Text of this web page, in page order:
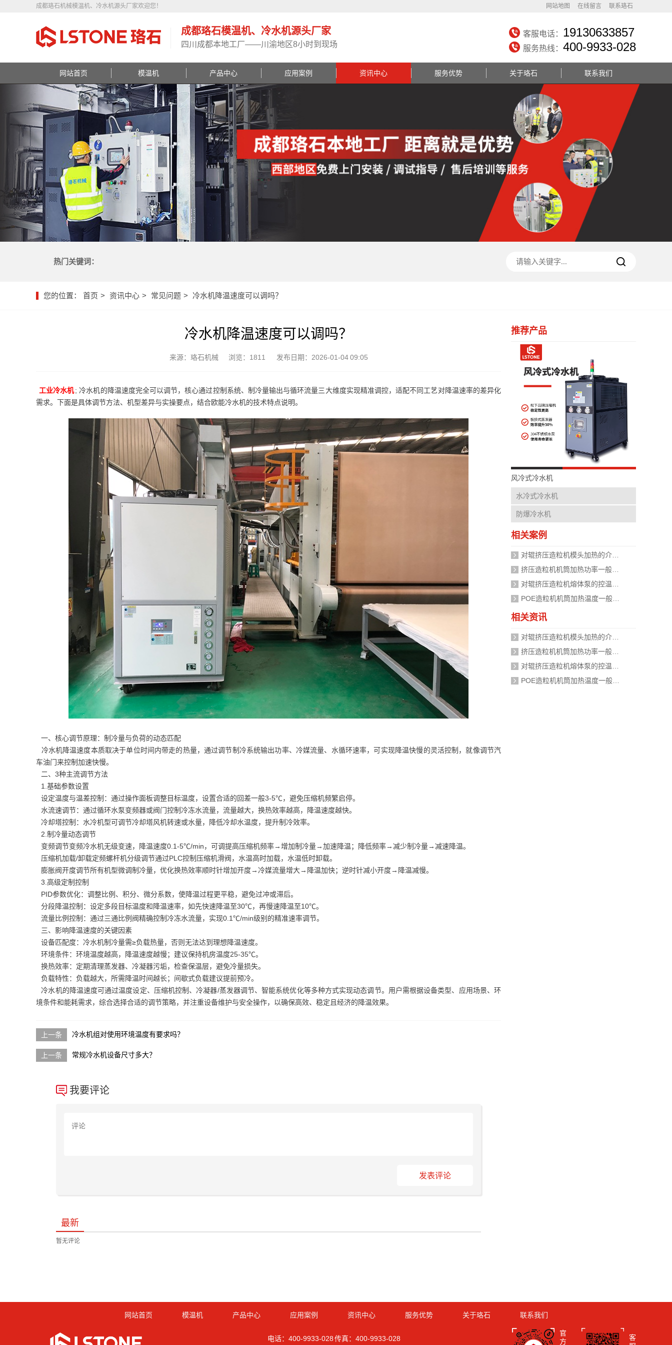
网站地图 在线留言 联系珞石
成都珞石机械模温机、冷水机源头厂家欢迎您！
客服电话： 19130633857
服务热线： 400-9933-028
成都珞石模温机、冷水机源头厂家
四川成都本地工厂——川渝地区8小时到现场
网站首页 模温机 产品中心 应用案例 资讯中心 服务优势 关于珞石 联系我们
热门关键词：
您的位置： 首页 资讯中心 常见问题 冷水机降温速度可以调吗？
冷水机降温速度可以调吗？
来源：珞石机械 浏览：1811 发布日期：2026-01-04 09:05
工业冷水机; 冷水机的降温速度完全可以调节，核心通过控制系统、制冷量输出与循环流量三大维度实现精准调控，适配不同工艺对降温速率的差异化
需求。下面是具体调节方法、机型差异与实操要点，结合欧能冷水机的技术特点说明。
一、核心调节原理：制冷量与负荷的动态匹配
冷水机降温速度本质取决于单位时间内带走的热量，通过调节制冷系统输出功率、冷媒流量、水循环速率，可实现降温快慢的灵活控制，就像调节汽
车油门来控制加速快慢。
二、3种主流调节方法
1.基础参数设置
设定温度与温差控制：通过操作面板调整目标温度，设置合适的回差一般3-5℃，避免压缩机频繁启停。
水流速调节：通过循环水泵变频器或阀门控制冷冻水流量，流量越大，换热效率越高，降温速度越快。
冷却塔控制：水冷机型可调节冷却塔风机转速或水量，降低冷却水温度，提升制冷效率。
2.制冷量动态调节
变频调节变频冷水机无级变速，降温速度0.1-5℃/min，可调提高压缩机频率→增加制冷量→加速降温；降低频率→减少制冷量→减速降温。
压缩机加载/卸载定频螺杆机分级调节通过PLC控制压缩机滑阀，水温高时加载，水温低时卸载。
膨胀阀开度调节所有机型微调制冷量，优化换热效率顺时针增加开度→冷媒流量增大→降温加快；逆时针减小开度→降温减慢。
3.高级定制控制
PID参数优化：调整比例、积分、微分系数，使降温过程更平稳，避免过冲或滞后。
分段降温控制：设定多段目标温度和降温速率，如先快速降温至30℃，再慢速降温至10℃。
流量比例控制：通过三通比例阀精确控制冷冻水流量，实现0.1℃/min级别的精准速率调节。
三、影响降温速度的关键因素
设备匹配度：冷水机制冷量需≥负载热量，否则无法达到理想降温速度。
环境条件：环境温度越高，降温速度越慢；建议保持机房温度25-35℃。
换热效率：定期清理蒸发器、冷凝器污垢，检查保温层，避免冷量损失。
负载特性：负载越大，所需降温时间越长；间歇式负载建议提前预冷。
冷水机的降温速度可通过温度设定、压缩机控制、冷凝器/蒸发器调节、智能系统优化等多种方式实现动态调节。用户需根据设备类型、应用场景、环
境条件和能耗需求，综合选择合适的调节策略，并注重设备维护与安全操作，以确保高效、稳定且经济的降温效果。
冷水机组对使用环境温度有要求吗？
常规冷水机设备尺寸多大？
我要评论
发表评论
最新
暂无评论
推荐产品
风冷式冷水机
水冷式冷水机
防爆冷水机
相关案例
相关资讯
网站首页 模温机 产品中心 应用案例 资讯中心 服务优势 关于珞石 联系我们
电话：400-9933-028 传真：400-9933-028
官
方
客